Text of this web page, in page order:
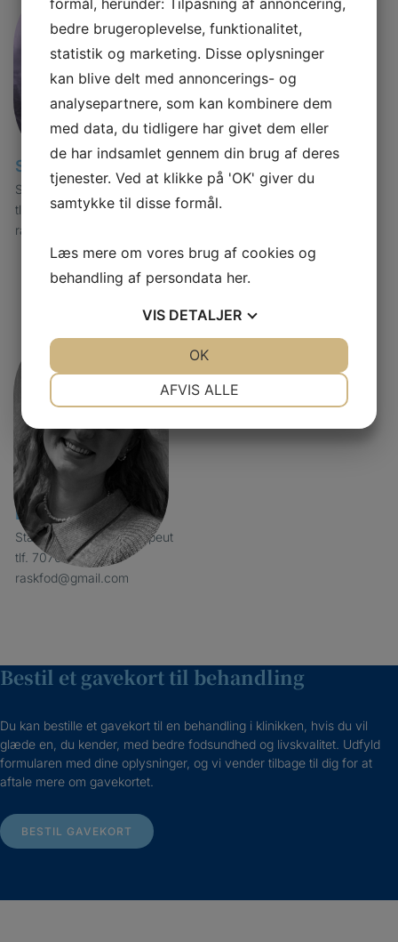
Silke Larsen
Statsautoriseret fodterapeut
tlf. 70707743
raskfod@gmail.com
Emilie Hein
Statsautoriseret fodterapeut
tlf. 70707743
raskfod@gmail.com
Bestil et gavekort til behandling
Du kan bestille et gavekort til en behandling i klinikken, hvis du vil
glæde en, du kender, med bedre fodsundhed og livskvalitet. Udfyld
formularen med dine oplysninger, og vi vender tilbage til dig for at
aftale mere om gavekortet.
BESTIL GAVEKORT
bedre brugeroplevelse, funktionalitet,
statistik og marketing. Disse oplysninger
kan blive delt med annoncerings- og
analysepartnere, som kan kombinere dem
med data, du tidligere har givet dem eller
de har indsamlet gennem din brug af deres
tjenester. Ved at klikke på 'OK' giver du
samtykke til disse formål.
Læs mere om vores brug af cookies og
behandling af persondata her.
VIS DETALJER
AFVIS ALLE
OK